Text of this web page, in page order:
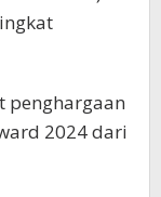
penghargaan
2024 dari